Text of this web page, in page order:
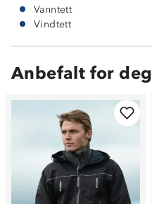
Vanntett
Vindtett
Anbefalt for deg